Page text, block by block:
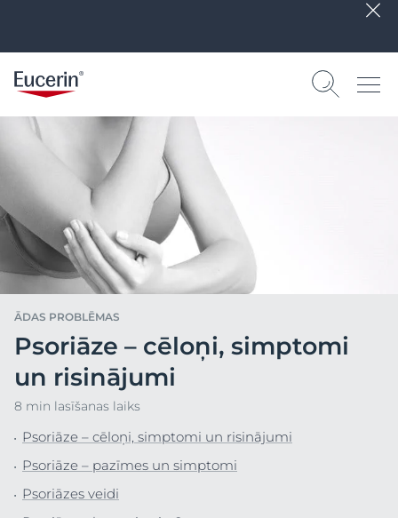
ĀDAS PROBLĒMAS
Psoriāze – cēloņi, simptomi
un risinājumi
8 min lasīšanas laiks
Psoriāze – cēloņi, simptomi un risinājumi
Psoriāze – pazīmes un simptomi
Psoriāzes veidi